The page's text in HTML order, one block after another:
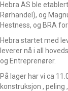
Hebra AS ble
Rørhandel), og
Hestness, og BRA
Hebra startet med
leverer nå i all
og Entreprenører.
På lager har vi ca
konstruksjon , peling